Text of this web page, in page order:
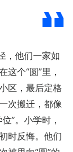
，他们一家如
这个“圆”里，
区，最后定格
次搬迁，都像
”。小学时，
时反悔。他们